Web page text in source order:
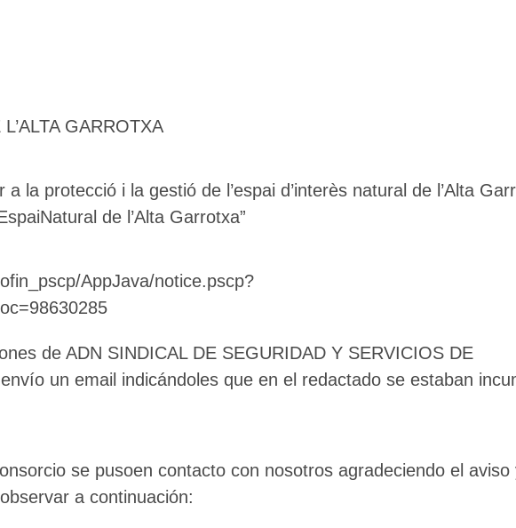
GARROTXA
la protecció i la gestió de l’espai d’interès natural de l’Alta
de l’Alta Garrotxa”
AppJava/notice.pscp?
de ADN SINDICAL DE SEGURIDAD Y SERVICIOS DE
un email indicándoles que en el redactado se estaban
se pusoen contacto con nosotros agradeciendo el aviso
a continuación:
🔄 Menú ✖